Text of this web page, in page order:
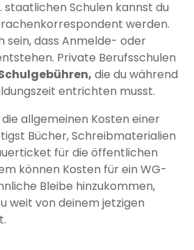
Schulen kannst du
werden.
sein, dass Anmelde- oder
Private Berufsschulen
die du während
entrichten musst.
allgemeinen Kosten einer
Bücher, Schreibmaterialien
für die öffentlichen
können Kosten für ein WG-
Bleibe hinzukommen,
weit von deinem jetzigen